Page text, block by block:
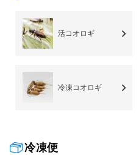
冷凍便
活コオロギ
冷凍コオロギ